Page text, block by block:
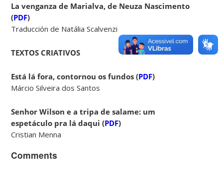
La venganza de Marialva, de Neuza Nascimento
(PDF)
Traducción de Natália Scalvenzi
TEXTOS CRIATIVOS
Está lá fora, contornou os fundos (PDF)
Márcio Silveira dos Santos
Senhor Wilson e a tripa de salame: um
espetáculo pra lá daqui (PDF)
Cristian Menna
Comments